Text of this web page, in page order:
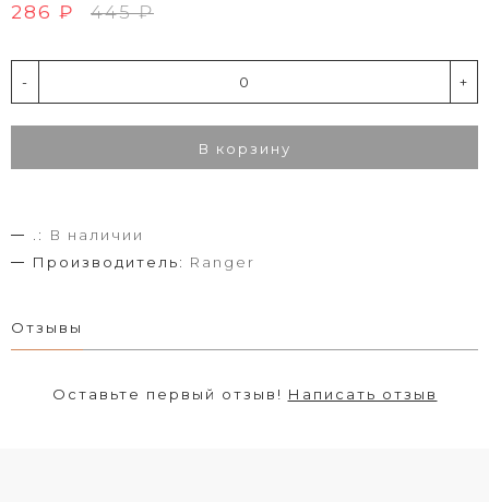
286 ₽ 445 ₽
- +
В корзину
.:
В наличии
Производитель: Ranger
Отзывы
Оставьте первый отзыв! Написать отзыв